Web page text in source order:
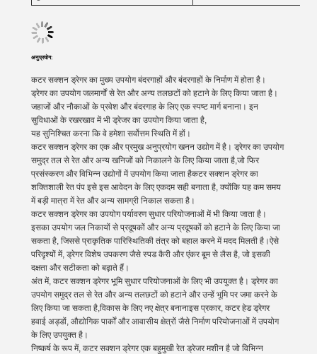
अनुप्रयोग:
कटर सक्शन ड्रेगर का मुख्य उपयोग बंदरगाहों और बंदरगाहों के निर्माण में होता है।
ड्रेगर का उपयोग जलमार्गों से रेत और अन्य तलछटों को हटाने के लिए किया जाता है।
जहाजों और नौकाओं के प्रवेश और बंदरगाह के लिए एक स्पष्ट मार्ग बनाना। इन
सुविधाओं के रखरखाव में भी ड्रेजर का उपयोग किया जाता है,
यह सुनिश्चित करना कि वे हमेशा सर्वोत्तम स्थिति में हों।
कटर सक्शन ड्रेगर का एक और प्रमुख अनुप्रयोग खनन उद्योग में है। ड्रेगर का उपयोग
समुद्र तल से रेत और अन्य खनिजों को निकालने के लिए किया जाता है,जो फिर
प्रसंस्करण और विभिन्न उद्योगों में उपयोग किया जाता हैकटर सक्शन ड्रेगर का
शक्तिशाली रेत पंप इसे इस आवेदन के लिए एकदम सही बनाता है, क्योंकि यह कम समय
में बड़ी मात्रा में रेत और अन्य सामग्री निकाल सकता है।
कटर सक्शन ड्रेगर का उपयोग पर्यावरण सुधार परियोजनाओं में भी किया जाता है।
इसका उपयोग जल निकायों से प्रदूषकों और अन्य प्रदूषकों को हटाने के लिए किया जा
सकता है, जिससे प्राकृतिक पारिस्थितिकी तंत्र को बहाल करने में मदद मिलती है।ऐसे
परिदृश्यों में, ड्रेगर विशेष उपकरण जैसे स्पड कैरी और एंकर बूम से लैस है, जो इसकी
दक्षता और सटीकता को बढ़ाते हैं।
अंत में, कटर सक्शन ड्रेगर भूमि सुधार परियोजनाओं के लिए भी उपयुक्त है। ड्रेगर का
उपयोग समुद्र तल से रेत और अन्य तलछटों को हटाने और उन्हें भूमि पर जमा करने के
लिए किया जा सकता है,विकास के लिए नए क्षेत्र बनानाइस प्रकार, कटर हेड ड्रेगर
हवाई अड्डों, औद्योगिक पार्कों और आवासीय क्षेत्रों जैसे निर्माण परियोजनाओं में उपयोग
के लिए उपयुक्त है।
निष्कर्ष के रूप में, कटर सक्शन ड्रेगर एक बहुमुखी रेत ड्रेजर मशीन है जो विभिन्न